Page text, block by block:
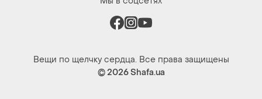
Вещи по щелчку сердца. Все права защищены
© 2026Shafa.ua